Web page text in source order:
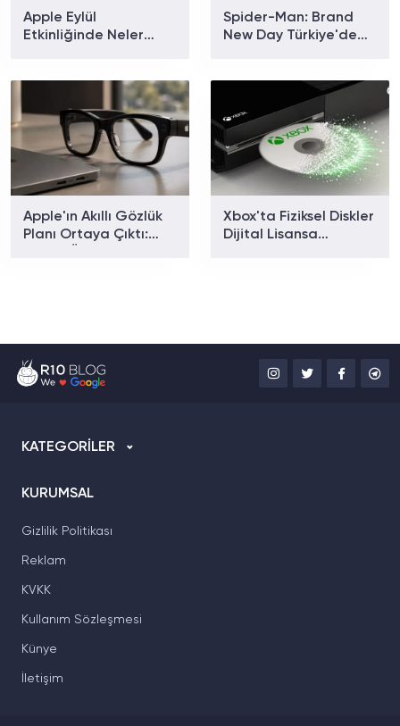
Apple Eylül
Etkinliğinde Neler
iPhone İçin Geri Sayım
Başladı!
Spider-Man: Brand
New Day Türkiye'de
Apple'ın Akıllı Gözlük
Planı Ortaya Çıktı:
Xbox'ta Fiziksel Diskler
Dijital Lisansa
KATEGORİLER
KURUMSAL
Gizlilik Politikası
Reklam
KVKK
Kullanım Sözleşmesi
Künye
İletişim